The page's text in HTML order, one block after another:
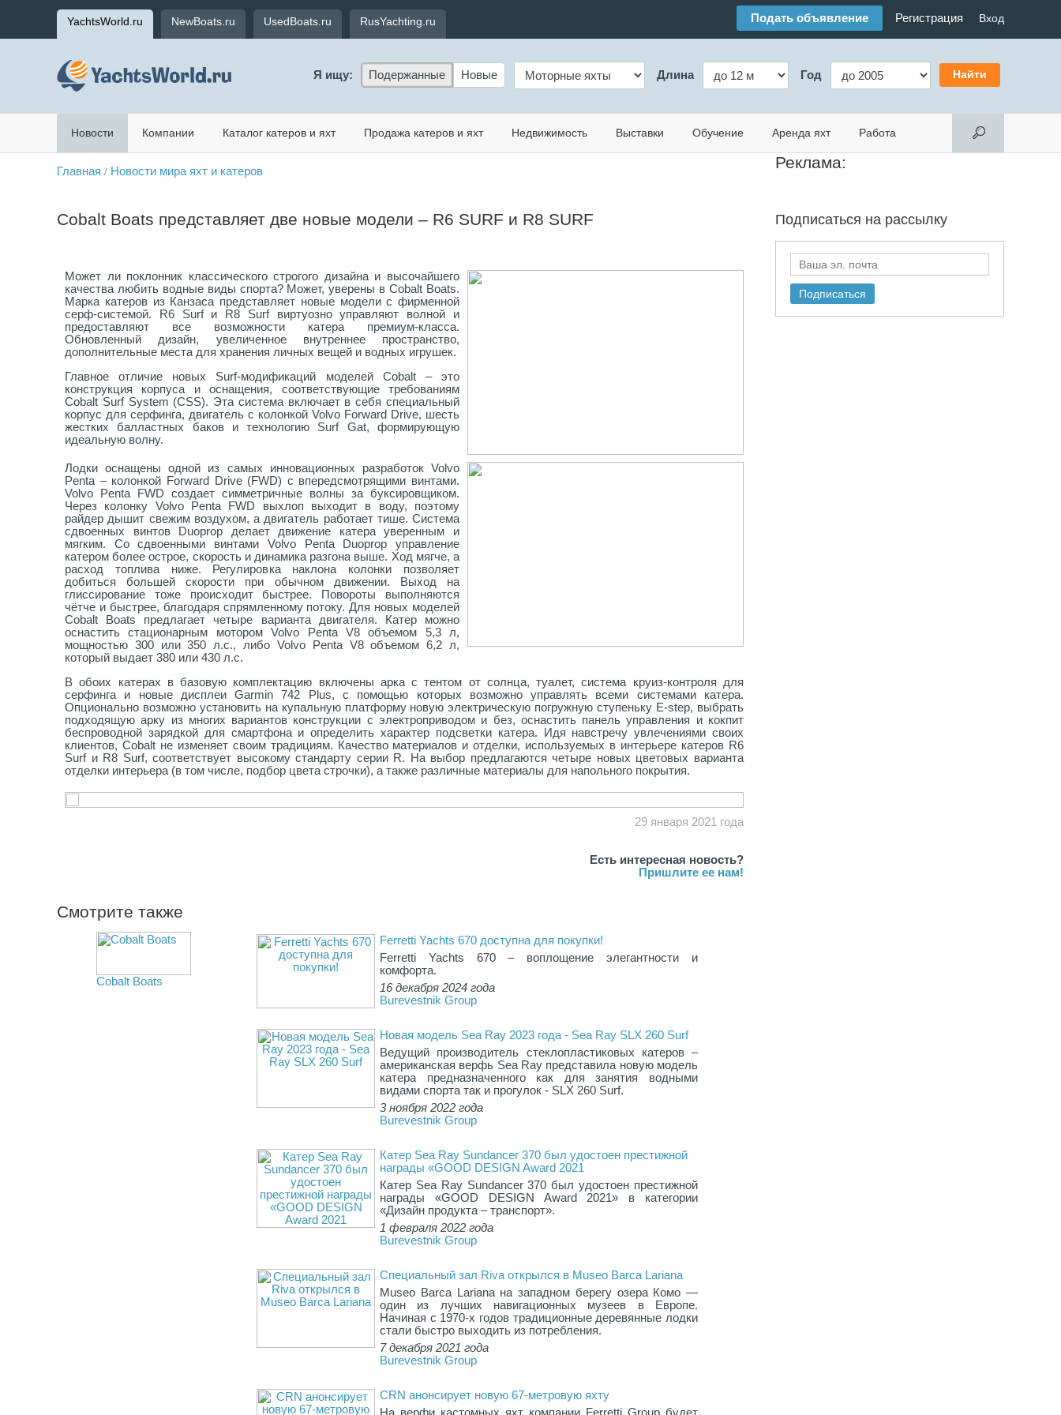
YachtsWorld.ru NewBoats.ru UsedBoats.ru RusYachting.ru Подать объявление Регистрация Вход
Я ищу: Подержанные Новые Длина Год
Новости Компании Каталог катеров и яхт Продажа катеров и яхт Недвижимость Выставки Обучение Аренда яхт Работа
Главная / Новости мира яхт и катеров
Cobalt Boats представляет две новые модели – R6 SURF и R8 SURF
Может ли поклонник классического строгого дизайна и высочайшего
качества любить водные виды спорта? Может, уверены в Cobalt Boats.
Марка катеров из Канзаса представляет новые модели с фирменной
серф-системой. R6 Surf и R8 Surf виртуозно управляют волной и
предоставляют все возможности катера премиум-класса.
Обновленный дизайн, увеличенное внутреннее пространство,
дополнительные места для хранения личных вещей и водных игрушек.
Главное отличие новых Surf-модификаций моделей Cobalt – это
конструкция корпуса и оснащения, соответствующие требованиям
Cobalt Surf System (CSS). Эта система включает в себя специальный
корпус для серфинга, двигатель с колонкой Volvo Forward Drive, шесть
жестких балластных баков и технологию Surf Gat, формирующую
идеальную волну.
Лодки оснащены одной из самых инновационных разработок Volvo
Penta – колонкой Forward Drive (FWD) c впередсмотрящими винтами.
Volvo Penta FWD создает симметричные волны за буксировщиком.
Через колонку Volvo Penta FWD выхлоп выходит в воду, поэтому
райдер дышит свежим воздухом, а двигатель работает тише. Система
сдвоенных винтов Duoprop делает движение катера уверенным и
мягким. Со сдвоенными винтами Volvo Penta Duoprop управление
катером более острое, скорость и динамика разгона выше. Ход мягче, а
расход топлива ниже. Регулировка наклона колонки позволяет
добиться большей скорости при обычном движении. Выход на
глиссирование тоже происходит быстрее. Повороты выполняются
чётче и быстрее, благодаря спрямленному потоку. Для новых моделей
Cobalt Boats предлагает четыре варианта двигателя. Катер можно
оснастить стационарным мотором Volvo Penta V8 объемом 5,3 л,
мощностью 300 или 350 л.с., либо Volvo Penta V8 объемом 6,2 л,
который выдает 380 или 430 л.с.
В обоих катерах в базовую комплектацию включены арка с тентом от солнца, туалет, система круиз-контроля для
серфинга и новые дисплеи Garmin 742 Plus, с помощью которых возможно управлять всеми системами катера.
Опционально возможно установить на купальную платформу новую электрическую погружную ступеньку E-step, выбрать
подходящую арку из многих вариантов конструкции с электроприводом и без, оснастить панель управления и кокпит
беспроводной зарядкой для смартфона и определить характер подсветки катера. Идя навстречу увлечениями своих
клиентов, Cobalt не изменяет своим традициям. Качество материалов и отделки, используемых в интерьере катеров R6
Surf и R8 Surf, соответствует высокому стандарту серии R. На выбор предлагаются четыре новых цветовых варианта
отделки интерьера (в том числе, подбор цвета строчки), а также различные материалы для напольного покрытия.
29 января 2021 года
Есть интересная новость?
Пришлите ее нам!
Смотрите также
Cobalt Boats
Ferretti Yachts 670 доступна для покупки!
Ferretti Yachts 670 – воплощение элегантности и
комфорта.
16 декабря 2024 года
Burevestnik Group
Новая модель Sea Ray 2023 года - Sea Ray SLX 260 Surf
Ведущий производитель стеклопластиковых катеров –
американская верфь Sea Ray представила новую модель
катера предназначенного как для занятия водными
видами спорта так и прогулок - SLX 260 Surf.
3 ноября 2022 года
Burevestnik Group
Катер Sea Ray Sundancer 370 был удостоен престижной
награды «GOOD DESIGN Award 2021
Катер Sea Ray Sundancer 370 был удостоен престижной
награды «GOOD DESIGN Award 2021» в категории
«Дизайн продукта – транспорт».
1 февраля 2022 года
Burevestnik Group
Специальный зал Riva открылся в Museo Barca Lariana
Museo Barca Lariana на западном берегу озера Комо —
один из лучших навигационных музеев в Европе.
Начиная с 1970-х годов традиционные деревянные лодки
стали быстро выходить из потребления.
7 декабря 2021 года
Burevestnik Group
CRN анонсирует новую 67-метровую яхту
Реклама:
Подписаться на рассылку